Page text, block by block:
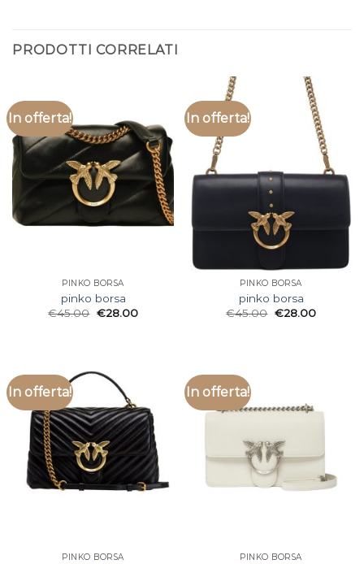
PRODOTTI CORRELATI
In offerta!
PINKO BORSA
pinko borsa
€45.00 €28.00
In offerta!
PINKO BORSA
pinko borsa
€45.00 €28.00
In offerta!
PINKO BORSA
In offerta!
PINKO BORSA